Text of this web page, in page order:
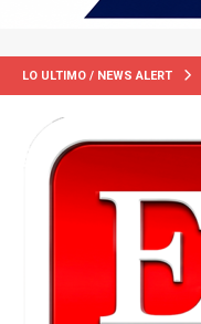
LO ULTIMO / NEWS ALERT